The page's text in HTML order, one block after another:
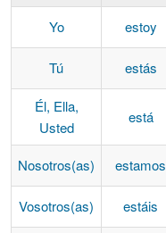
Yo estoy
Tú estás
Él, Ella,
Usted
está
Nosotros(as) estamos
Vosotros(as) estáis